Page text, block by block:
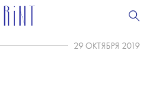
29 ОКТЯБРЯ 2019